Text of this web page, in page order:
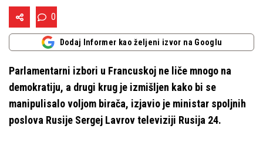
0
Dodaj Informer kao željeni izvor na Googlu
Parlamentarni izbori u Francuskoj ne liče mnogo na
demokratiju, a drugi krug je izmišljen kako bi se
manipulisalo voljom birača, izjavio je ministar spoljnih
poslova Rusije Sergej Lavrov televiziji Rusija 24.